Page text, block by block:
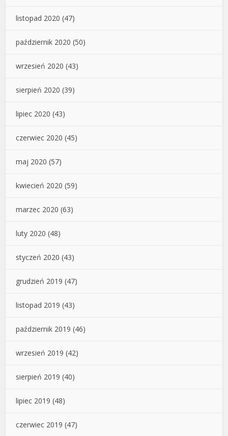
listopad 2020 (47)
październik 2020 (50)
wrzesień 2020 (43)
sierpień 2020 (39)
lipiec 2020 (43)
czerwiec 2020 (45)
maj 2020 (57)
kwiecień 2020 (59)
marzec 2020 (63)
luty 2020 (48)
styczeń 2020 (43)
grudzień 2019 (47)
listopad 2019 (43)
październik 2019 (46)
wrzesień 2019 (42)
sierpień 2019 (40)
lipiec 2019 (48)
czerwiec 2019 (47)